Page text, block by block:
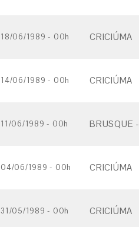
18/06/1989 - 00h CRICIÚMA
14/06/1989 - 00h CRICIÚMA
11/06/1989 - 00h BRUSQUE
04/06/1989 - 00h CRICIÚMA
31/05/1989 - 00h CRICIÚMA